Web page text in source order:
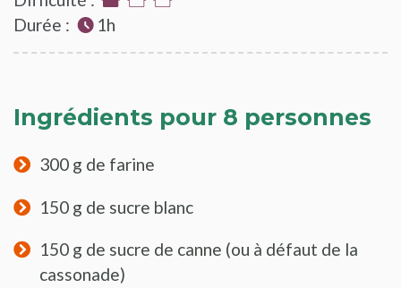
sur
3
Durée : 1h
Ingrédients pour 8 personnes
300 g de farine
150 g de sucre blanc
150 g de sucre de canne (ou à défaut de la
cassonade)